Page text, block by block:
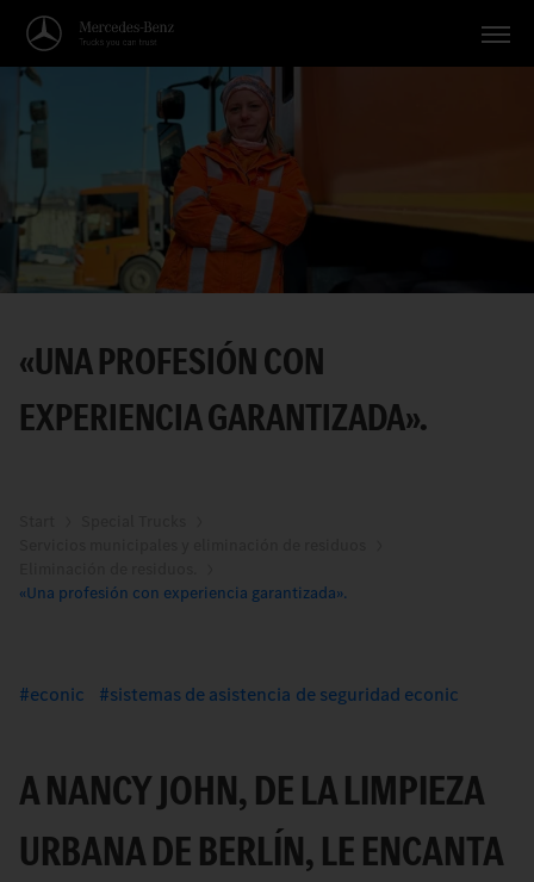
Vehículos
Aplicaciones
Temas
Servicio
Español
«UNA PROFESIÓN CON
EXPERIENCIA GARANTIZADA».
«Una profesión con experiencia garantizada».
econic sistemas de asistencia de seguridad econic
A NANCY JOHN, DE LA LIMPIEZA
URBANA DE BERLÍN, LE ENCANTA